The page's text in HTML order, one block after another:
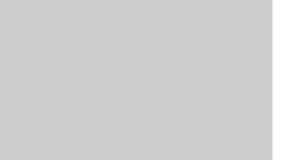
καπνό, δε δημιουργούν φλεγόμενα σωματίδια